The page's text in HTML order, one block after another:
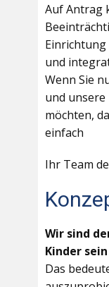
Auf Antrag
und
Wenn Sie
und
möchten,
einfach
Ihr Team
Wir sind
Kinder sein
Das